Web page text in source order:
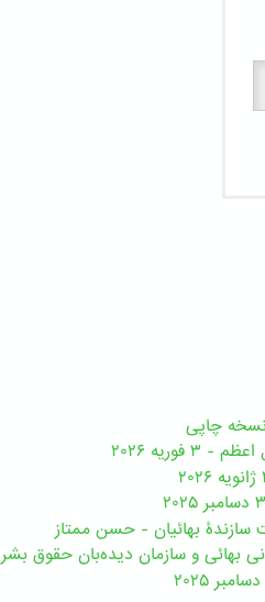
۲۰۲۶
سازندۀ بهائیان - حسن ممتاز
بهائی و سازمان دیده‌بان حقوق بشر